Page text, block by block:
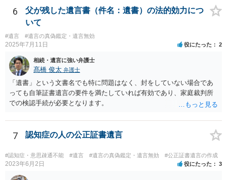
6
父が残した遺言書（件名：遺書）の法的効力につ
いて
#遺言 #遺言の真偽鑑定・遺言無効
2025年7月11日 役にたった 2
相続・遺言に強い弁護士
髙橋 俊太 弁護士
「遺書」という文書名でも特に問題はなく、封をしていない場合であ
っても自筆証書遺言の要件を満たしていれば有効であり、家庭裁判所
での検認手続が必要となります。
7 認知症の人の公正証書遺言
#認知症・意思疎通不能 #遺言 #遺言の真偽鑑定・遺言無効 #公正証書遺言の作成
2023年6月2日 役にたった 3